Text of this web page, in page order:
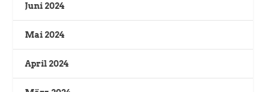
Juni 2024
Mai 2024
April 2024